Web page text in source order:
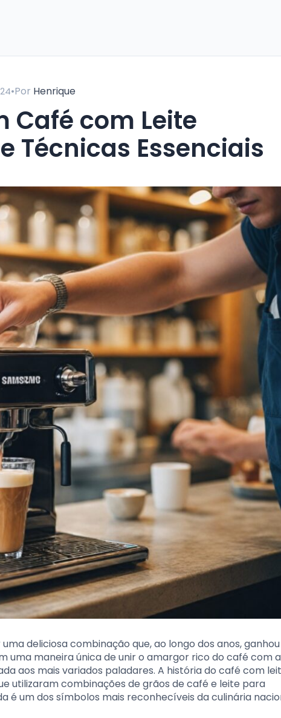
•Por Henrique
Técnicas Essenciais
deliciosa combinação que, ao longo dos anos, ganhou
uma maneira única de unir o amargor rico do café com a
aos mais variados paladares. A história do café com
utilizaram combinações de grãos de café e leite para
é um dos símbolos mais reconhecíveis da culinária